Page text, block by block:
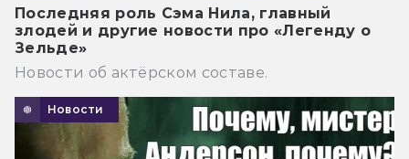
Последняя роль Сэма Нила, главный
злодей и другие новости про «Легенду о
Зельде»
Новости об актёрском составе.
Новости